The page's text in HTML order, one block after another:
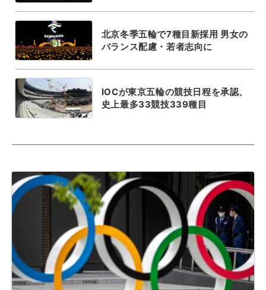
北京冬季五輪で7種目新採用 男女の
バランス配慮・若者志向に
IOCが東京五輪の競技日程を承認、
史上最多33競技339種目